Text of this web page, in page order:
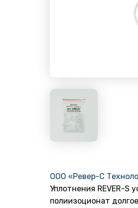
ООО «Ревер-С
Уплотнения REVER-S
полиизоционат